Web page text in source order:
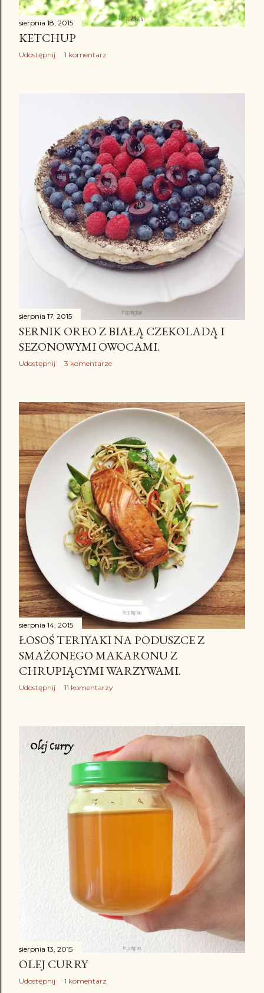
sierpnia 18, 2015
KETCHUP
Udostępnij 1 komentarz
sierpnia 17, 2015
SERNIK OREO Z BIAŁĄ CZEKOLADĄ I
SEZONOWYMI OWOCAMI.
Udostępnij 3 komentarze
sierpnia 14, 2015
ŁOSOŚ TERIYAKI NA PODUSZCE Z
SMAŻONEGO MAKARONU Z
CHRUPIĄCYMI WARZYWAMI.
Udostępnij 11 komentarzy
sierpnia 13, 2015
OLEJ CURRY
Udostępnij 1 komentarz